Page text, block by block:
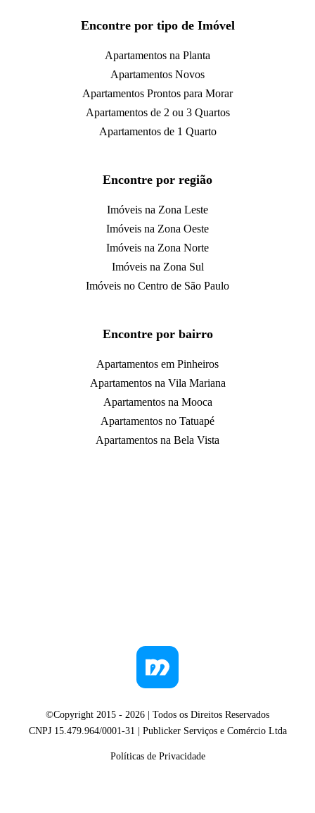
Encontre por tipo de Imóvel
Apartamentos na Planta
Apartamentos Novos
Apartamentos Prontos para Morar
Apartamentos de 2 ou 3 Quartos
Apartamentos de 1 Quarto
Encontre por região
Imóveis na Zona Leste
Imóveis na Zona Oeste
Imóveis na Zona Norte
Imóveis na Zona Sul
Imóveis no Centro de São Paulo
Encontre por bairro
Apartamentos em Pinheiros
Apartamentos na Vila Mariana
Apartamentos na Mooca
Apartamentos no Tatuapé
Apartamentos na Bela Vista
©Copyright 2015 - 2026 | Todos os Direitos Reservados
CNPJ 15.479.964/0001-31 | Publicker Serviços e Comércio Ltda
Políticas de Privacidade